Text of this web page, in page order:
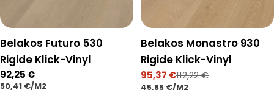
Belakos Futuro 530
Rigide Klick-Vinyl
Regulärer
92,25 €
STÜCKPREIS
50,41 €/PRO
M2
Belakos Monastro 930
Rigide Klick-Vinyl
Verkaufspreis
95,37 €
Regulärer112,22 €
STÜCKPREIS
45,85 €/PRO
M2